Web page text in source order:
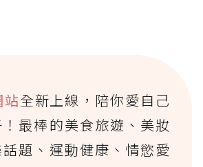
全新上線，陪你愛自己
最棒的美食旅遊、美妝
題、運動健康、情慾愛